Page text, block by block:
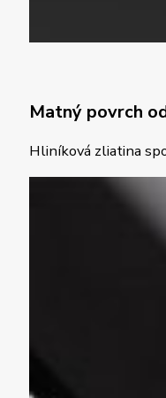
Matný povrch
Hliníková zliatina